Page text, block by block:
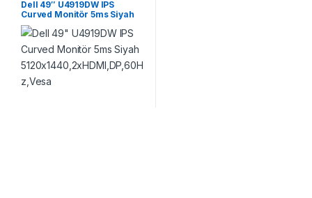
Dell 49″ U4919DW IPS
Curved Monitör 5ms Siyah
5120×1440,2xHDMI,DP,60Hz
,Vesa